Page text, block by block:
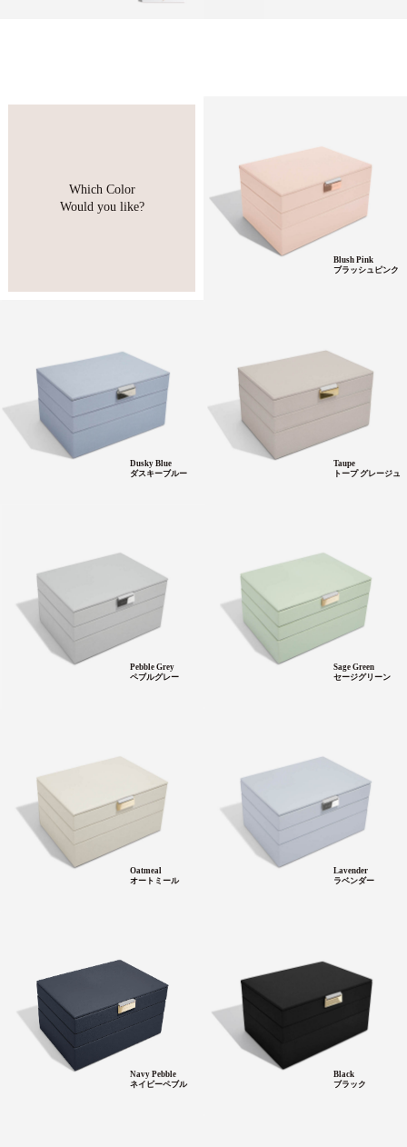
Which Color
Would you like?
Blush Pink
ブラッシュピンク
Dusky Blue
ダスキーブルー
Taupe
トープ グレージュ
Pebble Grey
ペブルグレー
Sage Green
セージグリーン
Oatmeal
オートミール
Lavender
ラベンダー
Navy Pebble
ネイビーペブル
Black
ブラック